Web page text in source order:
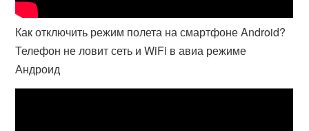
Как отключить режим полета на смартфоне Android?
Телефон не ловит сеть и WiFi в авиа режиме
Андроид